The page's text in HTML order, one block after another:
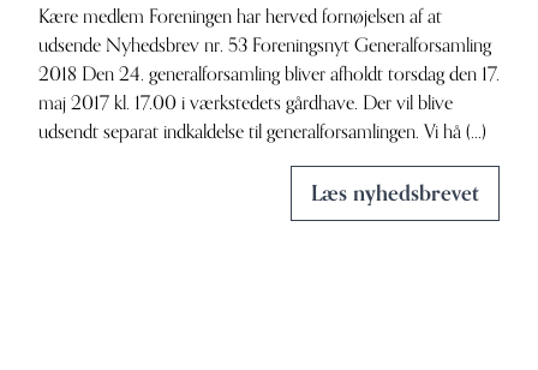
Kære medlem Foreningen har herved fornøjelsen af at
udsende Nyhedsbrev nr. 53 Foreningsnyt Generalforsamling
2018 Den 24. generalforsamling bliver afholdt torsdag den 17.
maj 2017 kl. 17.00 i værkstedets gårdhave. Der vil blive
udsendt separat indkaldelse til generalforsamlingen. Vi hå (...)
Læs nyhedsbrevet